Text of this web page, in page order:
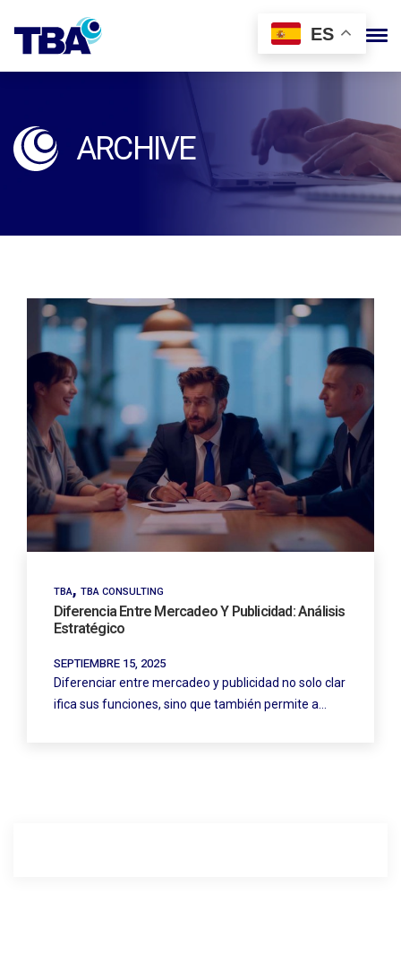
ES
ARCHIVE
TBA, TBA CONSULTING
Diferencia Entre Mercadeo Y Publicidad: Análisis
Estratégico
SEPTIEMBRE 15, 2025
Diferenciar entre mercadeo y publicidad no solo clar
ifica sus funciones, sino que también permite a…